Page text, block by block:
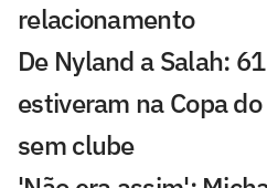
relacionamento
De Nyland a Salah:
estiveram na Copa
sem clube